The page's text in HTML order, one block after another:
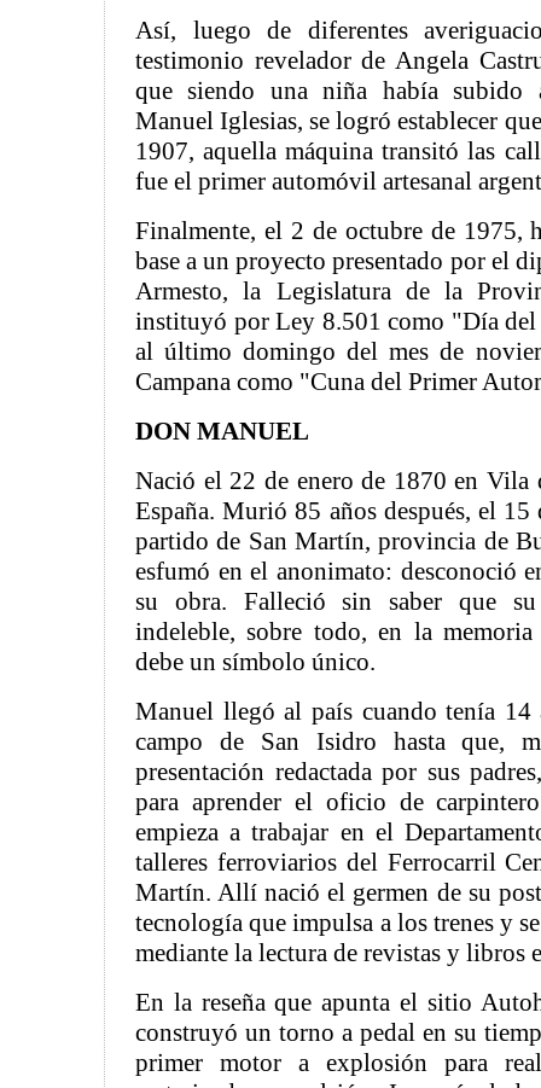
Así, luego de diferentes
testimonio revelador de Angela
que siendo una niña había
Manuel Iglesias, se logró establecer
1907, aquella máquina transitó las
fue el primer automóvil artesanal
Finalmente, el 2 de octubre de 1975,
base a un proyecto presentado por el
Armesto, la Legislatura de la
instituyó por Ley 8.501 como "Día
al último domingo del mes de
Campana como "Cuna del Primer
DON MANUEL
Nació el 22 de enero de 1870 en Vila
España. Murió 85 años después, el
partido de San Martín, provincia de
esfumó en el anonimato: desconoció
su obra. Falleció sin saber que su
indeleble, sobre todo, en la
debe un símbolo único.
Manuel llegó al país cuando tenía 14
campo de San Isidro hasta que,
presentación redactada por sus
para aprender el oficio de
empieza a trabajar en el
talleres ferroviarios del Ferrocarril
Martín. Allí nació el germen de su
tecnología que impulsa a los trenes y
mediante la lectura de revistas y libros
En la reseña que apunta el sitio
construyó un torno a pedal en su
primer motor a explosión para